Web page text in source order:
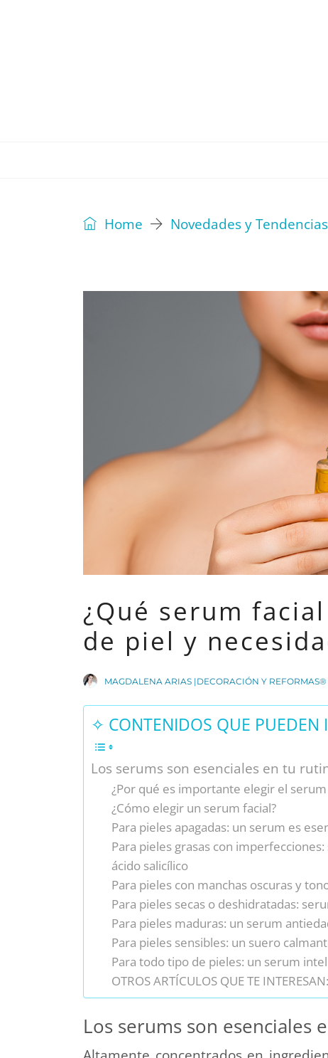
Home Novedades y Tendencias
¿Qué serum
de piel y
MAGDALENA ARIAS |DECORACIÓN Y REFORMAS®
✧ CONTENIDOS QUE PUEDEN
Los serums son esenciales en tu
¿Por qué es importante elegir el serum
¿Cómo elegir un serum facial?
Para pieles apagadas: un serum es
Para pieles grasas con
ácido salicílico
Para pieles con manchas oscuras y
Para pieles secas o deshidratadas:
Para pieles maduras: un serum
Para pieles sensibles: un suero
Para todo tipo de pieles: un serum
OTROS ARTÍCULOS QUE TE INTERESAN:
Los serums son esenciales